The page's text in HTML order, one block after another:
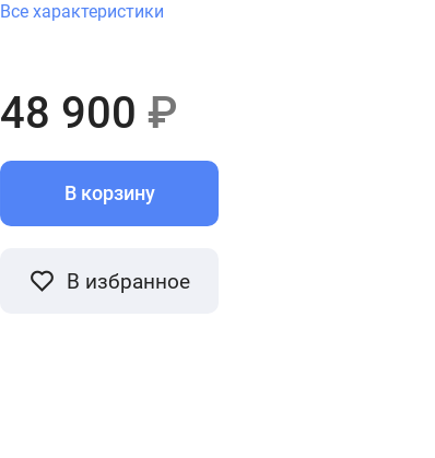
Все характеристики
48 900 ₽
В корзину
В избранное